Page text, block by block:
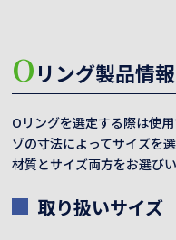
Oリング製品情報
Oリングを選定する際は使
ゾの寸法によってサイズを選
材質とサイズ両方をお選び
取り扱いサイズ